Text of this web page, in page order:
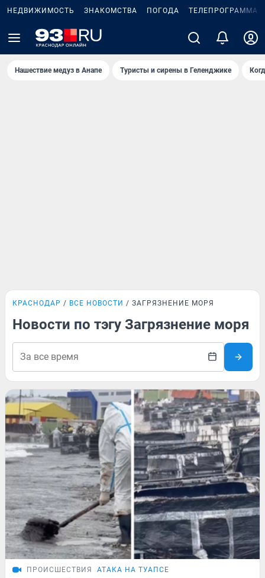
НЕДВИЖИМОСТЬ ЗНАКОМСТВА ПОГОДА ТЕЛЕПРОГРАММА
Нашествие медуз в Анапе Туристы и сирены в Геленджике
КРАСНОДАР ВСЕ НОВОСТИ ЗАГРЯЗНЕНИЕ МОРЯ
Новости по тэгу Загрязнение моря
ПРОИСШЕСТВИЯ АТАКА НА ТУАПСЕ